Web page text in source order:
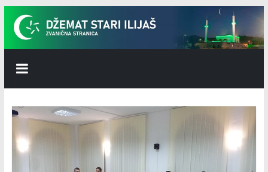
Skip
content
Džemat
Stari
Ilijaš